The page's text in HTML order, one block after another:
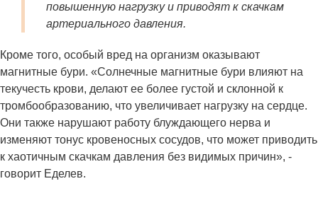
повышенную нагрузку и приводят к скачкам
артериального давления.
Кроме того, особый вред на организм оказывают
магнитные бури. «Солнечные магнитные бури влияют на
текучесть крови, делают ее более густой и склонной к
тромбообразованию, что увеличивает нагрузку на сердце.
Они также нарушают работу блуждающего нерва и
изменяют тонус кровеносных сосудов, что может приводить
к хаотичным скачкам давления без видимых причин», -
говорит Еделев.